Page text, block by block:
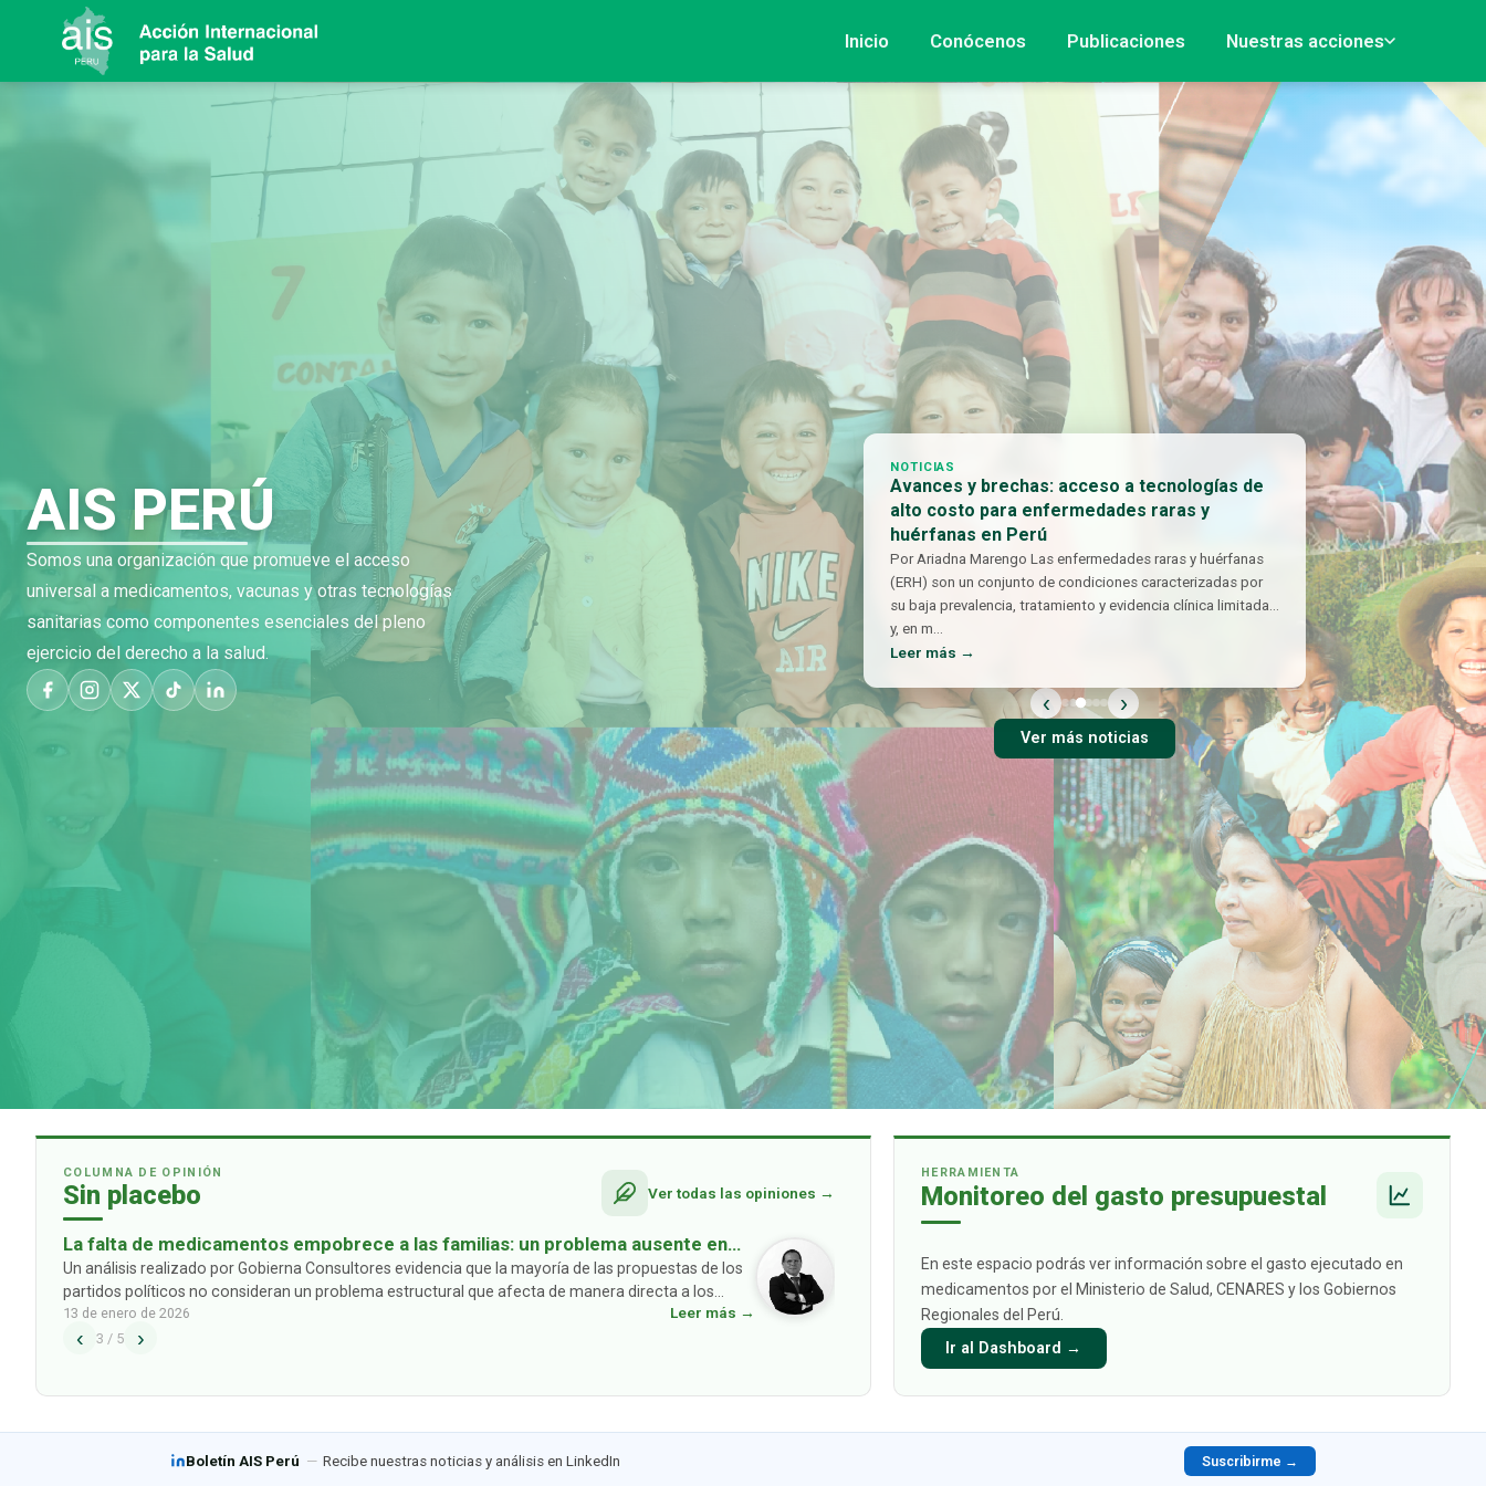
Inicio Conócenos Publicaciones Nuestras acciones
AIS PERÚ
Somos una organización que promueve el acceso
universal a medicamentos, vacunas y otras tecnologías
sanitarias como componentes esenciales del pleno
ejercicio del derecho a la salud.
NOTICIAS
Avances y brechas: acceso a tecnologías de
alto costo para enfermedades raras y
huérfanas en Perú
Por Ariadna Marengo Las enfermedades raras y huérfanas
(ERH) son un conjunto de condiciones caracterizadas por
su baja prevalencia, tratamiento y evidencia clínica limitada
y, en m
Leer más →
‹ ›
Ver más noticias
COLUMNA DE OPINIÓN
Sin placebo Ver todas las opiniones →
La falta de medicamentos empobrece a las familias: un problema ausente en
las propuestas de los partidos políticos
Un análisis realizado por Gobierna Consultores evidencia que la mayoría de las propuestas de los
partidos políticos no consideran un problema estructural que afecta de manera directa a los
ciudadanos y sus familias: el alto gasto de bolsillo que deben asumir c
13 de enero de 2026 Leer más →
‹ 3 / 5 ›
HERRAMIENTA
Monitoreo del gasto presupuestal
En este espacio podrás ver información sobre el gasto ejecutado en
medicamentos por el Ministerio de Salud, CENARES y los Gobiernos
Regionales del Perú.
Ir al Dashboard →
Boletín AIS Perú — Recibe nuestras noticias y análisis en LinkedIn Suscribirme →